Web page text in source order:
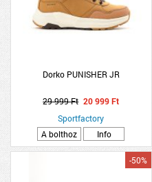
Dorko PUNISHER JR
29 999 Ft 20 999 Ft
Sportfactory
A bolthoz
Info
-50%